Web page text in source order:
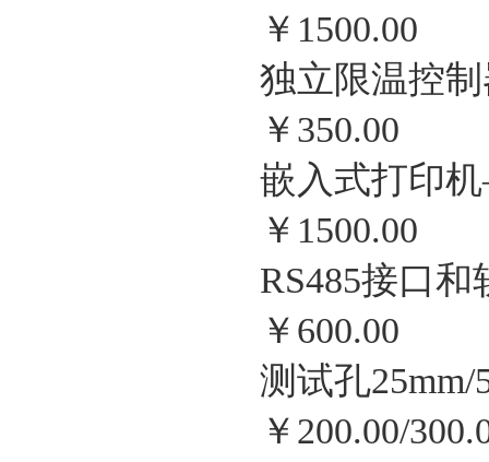
￥ 1500.00
独立限温
￥ 350.00
嵌入式
￥ 1500.00
RS485接口
￥ 600.00
测试孔25mm/
￥ 200.00/